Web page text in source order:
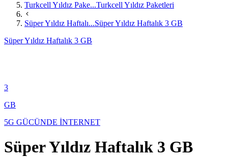
Turkcell Yıldız Pake...Turkcell Yıldız Paketleri
Süper Yıldız Haftalı...Süper Yıldız Haftalık 3 GB
Süper Yıldız Haftalık 3 GB
3
GB
5G GÜCÜNDE İNTERNET
Süper Yıldız Haftalık 3 GB